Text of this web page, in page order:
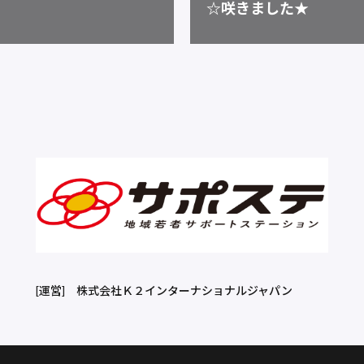
☆咲きました★
[運営] 株式会社Ｋ２インターナショナルジャパン